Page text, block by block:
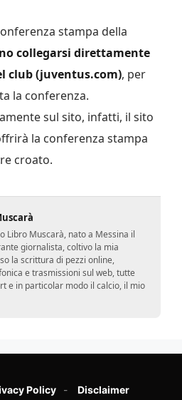
stampa della
collegarsi direttamente
club (juventus.com), per
la conferenza.
sul sito, infatti, il sito
la conferenza stampa
croato.
Libro Muscarà, nato a Messina il
giornalista, coltivo la mia
la scrittura di pezzi online,
e trasmissioni sul web, tutte
e in particolar modo il calcio, il mio
Policy Disclaimer